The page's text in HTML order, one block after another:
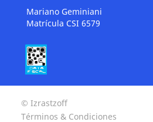
Mariano Geminiani
Matrícula CSI 6579
© Izrastzoff
Términos & Condiciones